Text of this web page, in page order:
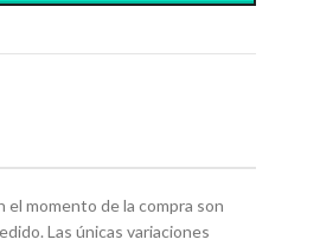
momento de la compra son
Las únicas variaciones